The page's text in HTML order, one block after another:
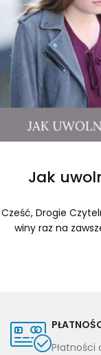
Jak
Cześć, Drogie
winy raz na
Płatności